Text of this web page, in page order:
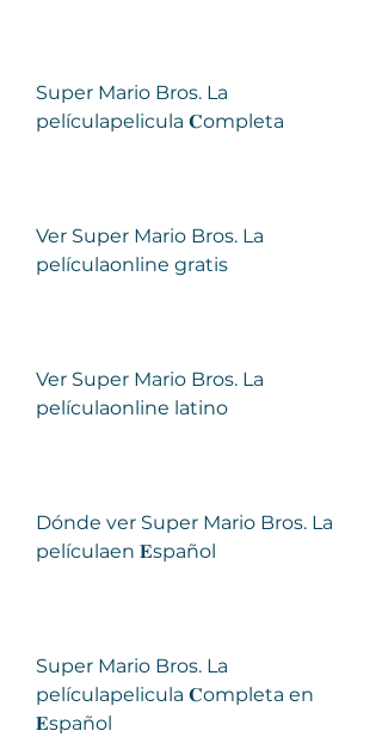
Super Mario Bros. La
películapelicula 𝐂ompleta
Ver Super Mario Bros. La
películaonline gratis
Ver Super Mario Bros. La
películaonline latino
Dónde ver Super Mario Bros. La
películaen 𝐄spañol
Super Mario Bros. La
películapelicula 𝐂ompleta en
𝐄spañol